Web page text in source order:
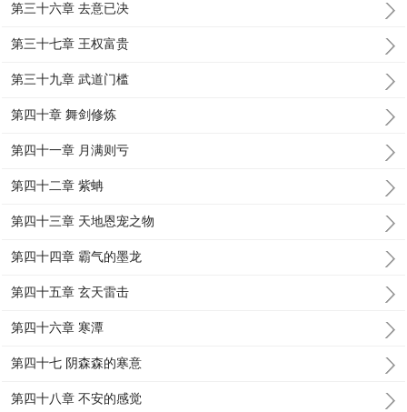
第三十六章 去意已决
第三十七章 王权富贵
第三十九章 武道门槛
第四十章 舞剑修炼
第四十一章 月满则亏
第四十二章 紫蚺
第四十三章 天地恩宠之物
第四十四章 霸气的墨龙
第四十五章 玄天雷击
第四十六章 寒潭
第四十七 阴森森的寒意
第四十八章 不安的感觉